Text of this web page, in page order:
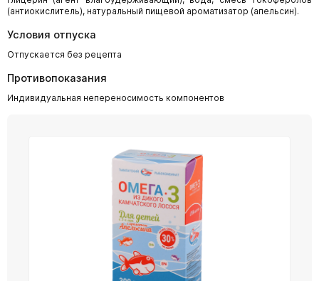
(антиокислитель), натуральный пищевой ароматизатор (апельсин).
Условия отпуска
Отпускается без рецепта
Противопоказания
Индивидуальная непереносимость компонентов